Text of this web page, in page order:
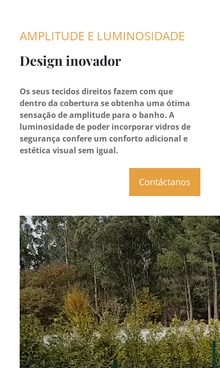
AMPLITUDE E LUMINOSIDADE
Design inovador
Os seus tecidos direitos fazem com que
dentro da cobertura se obtenha uma ótima
sensação de amplitude para o banho. A
luminosidade de poder incorporar vidros de
segurança confere um conforto adicional e
estética visual sem igual.
Contáctanos